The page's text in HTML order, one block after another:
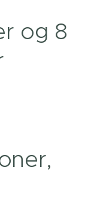
og 8